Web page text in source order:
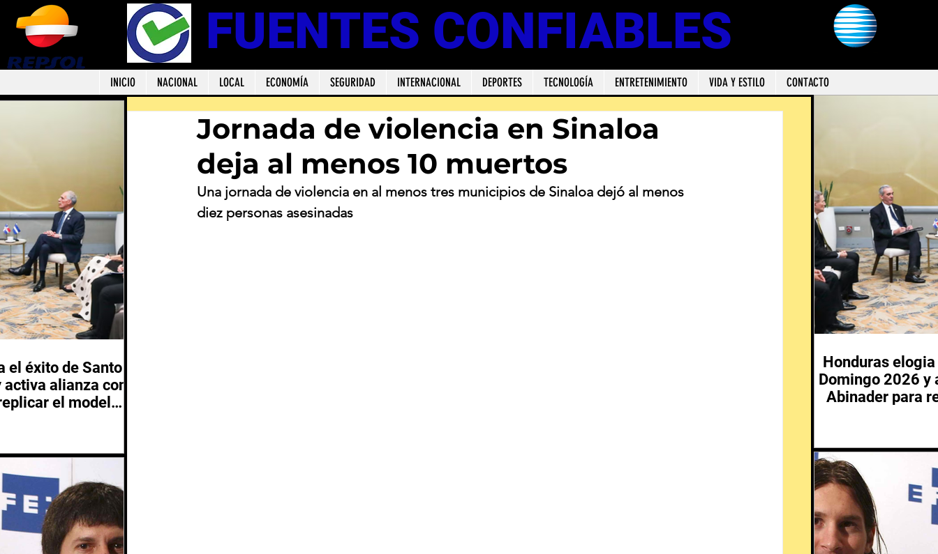
FUENTES CONFIABLES
INICIO NACIONAL LOCAL ECONOMÍA SEGURIDAD INTERNACIONAL DEPORTES TECNOLOGÍA ENTRETENIMIENTO VIDA Y ESTILO CONTACTO
Jornada de violencia en Sinaloa
deja al menos 10 muertos
Una jornada de violencia en al menos tres municipios de Sinaloa dejó al menos
diez personas asesinadas
el éxito de Santo
alianza con
el modelo
Honduras
Domingo 2026 y
Abinader para